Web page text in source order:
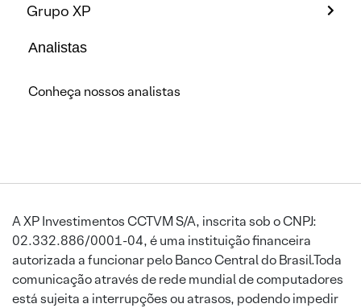
Grupo XP
Analistas
Conheça nossos analistas
A XP Investimentos CCTVM S/A, inscrita sob o CNPJ:
02.332.886/0001-04, é uma instituição financeira
autorizada a funcionar pelo Banco Central do Brasil.Toda
comunicação através de rede mundial de computadores
está sujeita a interrupções ou atrasos, podendo impedir